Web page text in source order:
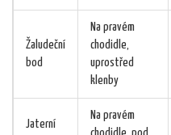
Žaludeční
bod
Na pravém
chodidle,
uprostřed
klenby
Jaterní
Na pravém